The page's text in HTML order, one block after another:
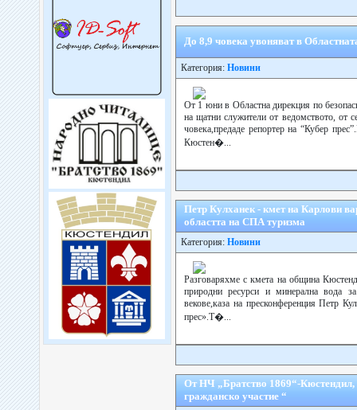
До 8,9 човека увоняват в
Категория: Новини
От 1 юни в Областна дирекция по
на щатни служители от ведомството, от
човека,предаде репортер на “Кубер
Кюстен�...
Петр Кулханек - кмет на Карлови
областта на СПА туризма
Категория: Новини
Разговаряхме с кмета на община
природни ресурси и минерална вода
векове,каза на пресконференция Петр
прес».Т�...
От НЧ „Братство 1869“-
гражданско участие “